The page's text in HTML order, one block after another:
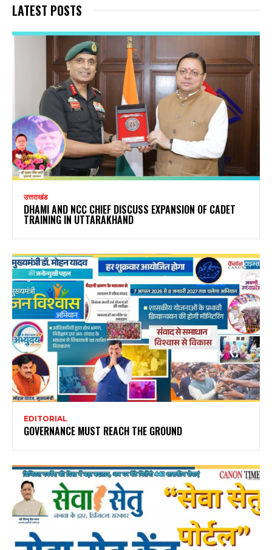
LATEST POSTS
उत्तराखंड
DHAMI AND NCC CHIEF DISCUSS EXPANSION OF CADET
TRAINING IN UTTARAKHAND
EDITORIAL
GOVERNANCE MUST REACH THE GROUND